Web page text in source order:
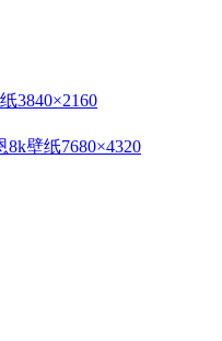
3840×2160
壁纸7680×4320